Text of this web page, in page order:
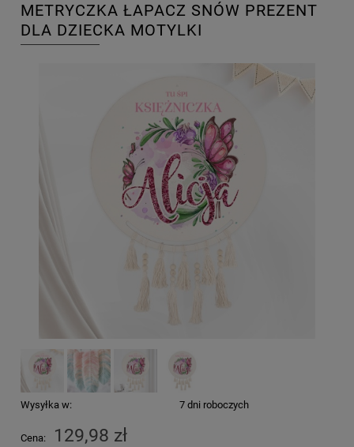
METRYCZKA ŁAPACZ SNÓW PREZENT
DLA DZIECKA MOTYLKI
Wysyłka w: 7 dni roboczych
Cena: 129,98 zł